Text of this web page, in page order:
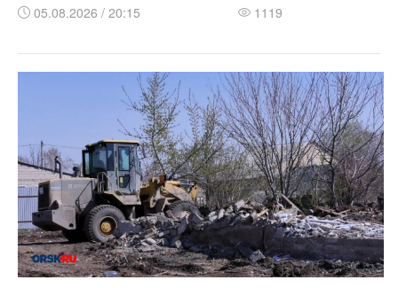
05.08.2026 / 20:15 1119